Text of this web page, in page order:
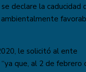
declare la caducidad
ambientalmente
le solicitó al ente
que, al 2 de febrero